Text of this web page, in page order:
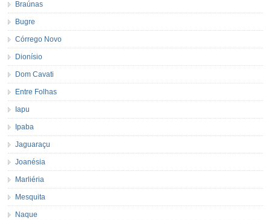
Braúnas
Bugre
Córrego Novo
Dionísio
Dom Cavati
Entre Folhas
Iapu
Ipaba
Jaguaraçu
Joanésia
Marliéria
Mesquita
Naque